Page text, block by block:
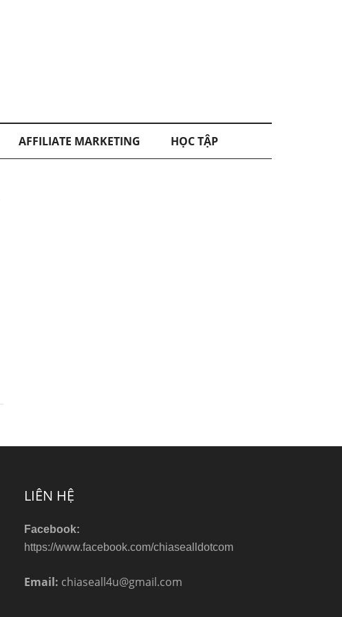
AFFILIATE MARKETING HỌC TẬP
LIÊN HỆ
Facebook:
https://www.facebook.com/chiasealldotcom
Email: chiaseall4u@gmail.com